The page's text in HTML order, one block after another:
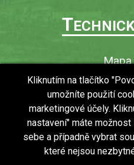
T
O
Povinně
Ochrana
Kliknutím na tlačítko
umožníte použití
marketingové účely.
nastavení" máte
sebe a případně vybrat
které nejsou